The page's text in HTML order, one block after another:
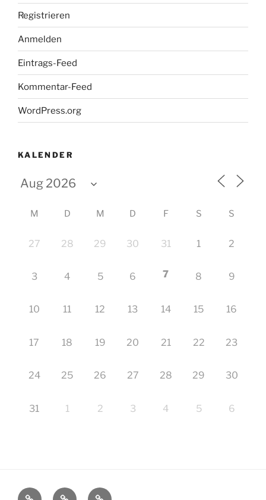
Registrieren
Anmelden
Eintrags-Feed
Kommentar-Feed
WordPress.org
KALENDER
M D M D F S S
27 28 29 30 31 1 2
3 4 5 6 7 8 9
10 11 12 13 14 15 16
17 18 19 20 21 22 23
24 25 26 27 28 29 30
31 1 2 3 4 5 6
StartseiteImpressumVeranstaltungen